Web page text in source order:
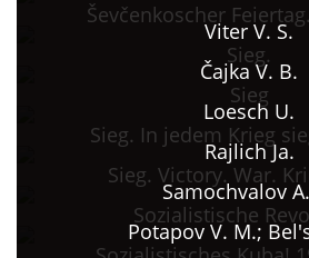
Ševčenkoscher
Viter V. S.
Sieg.
Čajka V. B.
Sieg
Loesch U.
Sieg. In jedem Krieg
Rajlich Ja.
Sieg. Victory. War.
Samochvalov
Sozialistische
Potapov V. M.;